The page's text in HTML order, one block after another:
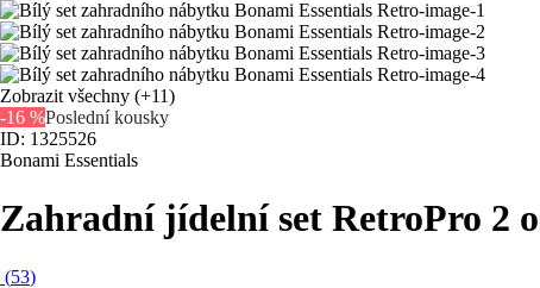
Zobrazit všechny (+11)
-16 %Poslední kousky
ID: 1325526
Bonami Essentials
Zahradní jídelní set RetroPro 2
(53)